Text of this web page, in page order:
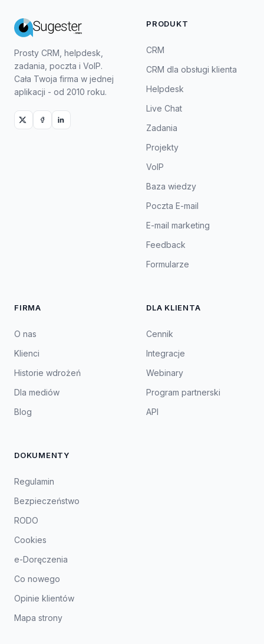
Prosty CRM, helpdesk,
zadania, poczta i VoIP.
Cała Twoja firma w jednej
aplikacji - od 2010 roku.
PRODUKT
CRM
CRM dla obsługi klienta
Helpdesk
Live Chat
Zadania
Projekty
VoIP
Baza wiedzy
Poczta E-mail
E-mail marketing
Feedback
Formularze
FIRMA
O nas
Klienci
Historie wdrożeń
Dla mediów
Blog
DLA KLIENTA
Cennik
Integracje
Webinary
Program partnerski
API
DOKUMENTY
Regulamin
Bezpieczeństwo
RODO
Cookies
e-Doręczenia
Co nowego
Opinie klientów
Mapa strony